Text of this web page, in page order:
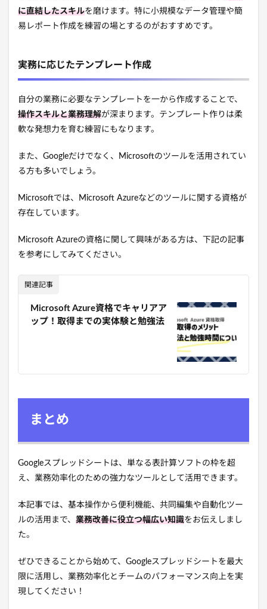
に直結したスキルを磨けます。特に小規模なデータ管理や簡
易レポート作成を練習の場とするのがおすすめです。
実務に応じたテンプレート作成
自分の業務に必要なテンプレートを一から作成することで、
操作スキルと業務理解が深まります。テンプレート作りは柔
軟な発想力を育む練習にもなります。
また、Googleだけでなく、Microsoftのツールを活用されてい
る方も多いでしょう。
Microsoftでは、Microsoft Azureなどのツールに関する資格が
存在しています。
Microsoft Azureの資格に関して興味がある方は、下記の記事
を参考にしてみてください。
関連記事
Microsoft Azure資格でキャリアア
ップ！取得までの実体験と勉強法
まとめ
Googleスプレッドシートは、単なる表計算ソフトの枠を超
え、業務効率化のための強力なツールとして活用できます。
本記事では、基本操作から便利機能、共同編集や自動化ツー
ルの活用まで、 業務改善に役立つ幅広い知識をお伝えしまし
た。
ぜひできることから始めて、Googleスプレッドシートを最大
限に活用し、業務効率化とチームのパフォーマンス向上を実
現してください！